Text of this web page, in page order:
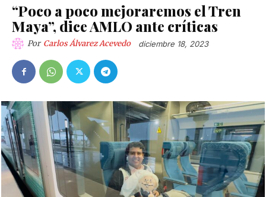
“Poco a poco mejoraremos el Tren
Maya”, dice AMLO ante críticas
Por Carlos Álvarez Acevedo diciembre 18, 2023